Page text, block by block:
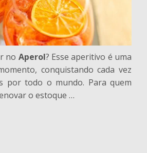
no Aperol? Esse aperitivo é uma
conquistando cada vez
por todo o mundo. Para quem
o estoque …